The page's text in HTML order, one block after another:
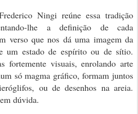
Ningi reúne essa tradição
lhe a definição de cada
verso que nos dá uma imagem da
um estado de espírito ou de sítio.
fortemente visuais, enrolando arte
só magma gráfico, formam juntos
ou de desenhos na areia.
dúvida.